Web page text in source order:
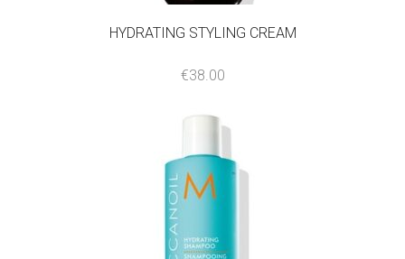
HYDRATING STYLING CREAM
€38.00